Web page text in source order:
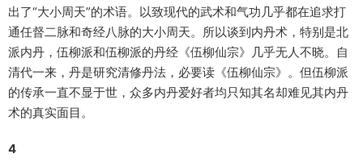
出了“大小周天”的术语。以致现代的武术和气功几乎都在追求打
通任督二脉和奇经八脉的大小周天。所以谈到内丹术，特别是北
派内丹，伍柳派和伍柳派的丹经《伍柳仙宗》几乎无人不晓。自
清代一来，丹是研究清修丹法，必要读《伍柳仙宗》。但伍柳派
的传承一直不显于世，众多内丹爱好者均只知其名却难见其内丹
术的真实面目。
4